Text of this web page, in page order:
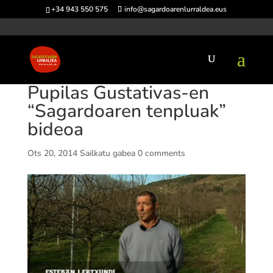
+34 943 550 575 info@sagardoarenlurraldea.eus
Pupilas Gustativas-en
“Sagardoaren tenpluak”
bideoa
Ots 20, 2014 Sailkatu gabea 0 comments